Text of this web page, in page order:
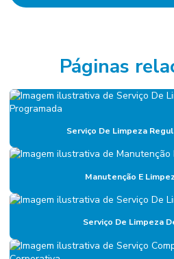
Empresa De Manutenção Predial
Empresa De Serviços De Manutenção
Empresa especializada em mão de
Empresa de facilities
Empresa de facilities industrial
Páginas
Serviço De Limpeza
Manutenção E
Serviço De Limpeza